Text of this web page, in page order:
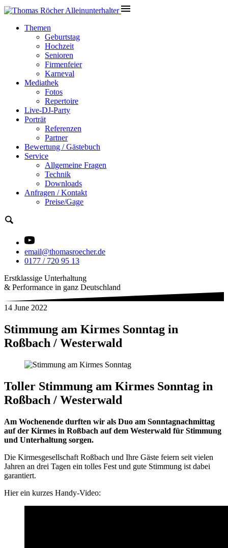
Themen
Geburtstag
Hochzeit
Senioren
Firmenfeier
Karneval
Mediathek
Fotos
Repertoire
Live-DJ-Party
Porträt
Referenzen
Partner
Bewertung / Gästebuch
Service
Allgemeine Fragen
Technik
Downloads
Anfragen / Kontakt
Preise/Gage
email@thomasroecher.de
0177 / 720 95 13
Erstklassige Unterhaltung
& Performance in ganz Deutschland
14 June 2022
Stimmung am Kirmes Sonntag in
Roßbach / Westerwald
Toller Stimmung am Kirmes Sonntag in
Roßbach / Westerwald
Am Wochenende durften wir als Duo am Sonntagnachmittag
auf der Kirmes in Roßbach auf dem Westerwald für Stimmung
und Unterhaltung sorgen.
Die Kirmesgesellschaft Roßbach und Ihre Gäste feiern seit vielen
Jahren an drei Tagen ein tolles Fest und gute Stimmung ist dabei
garantiert.
Hier ein kurzes Handy-Video: